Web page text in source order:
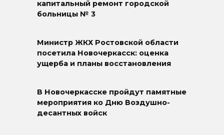
капитальный ремонт городской
больницы № 3
Министр ЖКХ Ростовской области
посетила Новочеркасск: оценка
ущерба и планы восстановления
В Новочеркасске пройдут памятные
мероприятия ко Дню Воздушно-
десантных войск